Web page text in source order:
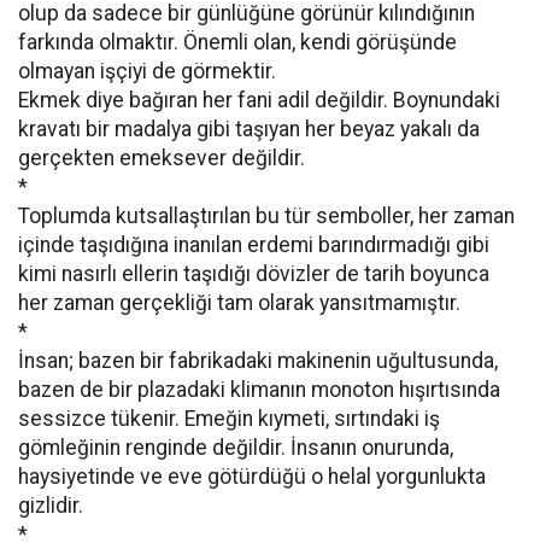
olup da sadece bir günlüğüne görünür kılındığının
farkında olmaktır. Önemli olan, kendi görüşünde
olmayan işçiyi de görmektir.
Ekmek diye bağıran her fani adil değildir. Boynundaki
kravatı bir madalya gibi taşıyan her beyaz yakalı da
gerçekten emeksever değildir.
*
Toplumda kutsallaştırılan bu tür semboller, her zaman
içinde taşıdığına inanılan erdemi barındırmadığı gibi
kimi nasırlı ellerin taşıdığı dövizler de tarih boyunca
her zaman gerçekliği tam olarak yansıtmamıştır.
*
İnsan; bazen bir fabrikadaki makinenin uğultusunda,
bazen de bir plazadaki klimanın monoton hışırtısında
sessizce tükenir. Emeğin kıymeti, sırtındaki iş
gömleğinin renginde değildir. İnsanın onurunda,
haysiyetinde ve eve götürdüğü o helal yorgunlukta
gizlidir.
*